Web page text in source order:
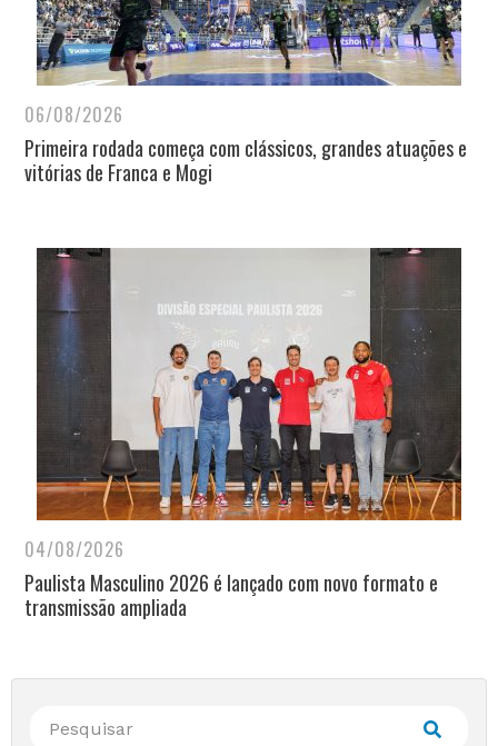
06/08/2026
Primeira rodada começa com clássicos, grandes atuações e
vitórias de Franca e Mogi
04/08/2026
Paulista Masculino 2026 é lançado com novo formato e
transmissão ampliada